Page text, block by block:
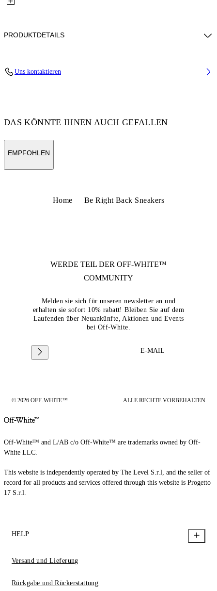
PRODUKTDETAILS
Upper Shoe: 35% Polyamide (Nylon) 65% Polyurethane
Uns kontaktieren
DAS KÖNNTE IHNEN AUCH GEFALLEN
EMPFOHLEN
Home Be Right Back Sneakers
WERDE TEIL DER OFF-WHITE™
COMMUNITY
Melden sie sich für unseren newsletter an und
erhalten sie sofort 10% rabatt! Bleiben Sie auf dem
Laufenden über Neuankünfte, Aktionen und Events
bei Off-White.
E-MAIL
© 2026 OFF-WHITE™ ALLE RECHTE VORBEHALTEN
Off-White™ and L/AB c/o Off-White™ are trademarks owned by Off-
White LLC.
This website is independently operated by The Level S.r.l, and the seller of
record for all products and services offered through this website is Progetto
17 S.r.l.
HELP
Versand und Lieferung
Rückgabe und Rückerstattung